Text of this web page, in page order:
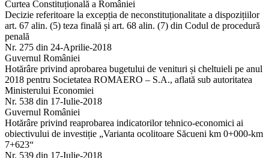
Curtea Constituțională a României
Decizie referitoare la excepția de neconstituționalitate a dispozițiilor
art. 67 alin. (5) teza finală și art. 68 alin. (7) din Codul de procedură
penală
Nr. 275 din 24-Aprilie-2018
Guvernul României
Hotărâre privind aprobarea bugetului de venituri și cheltuieli pe anul
2018 pentru Societatea ROMAERO – S.A., aflată sub autoritatea
Ministerului Economiei
Nr. 538 din 17-Iulie-2018
Guvernul României
Hotărâre privind reaprobarea indicatorilor tehnico-economici ai
obiectivului de investiție „Varianta ocolitoare Săcueni km 0+000-km
7+623“
Nr. 539 din 17-Iulie-2018